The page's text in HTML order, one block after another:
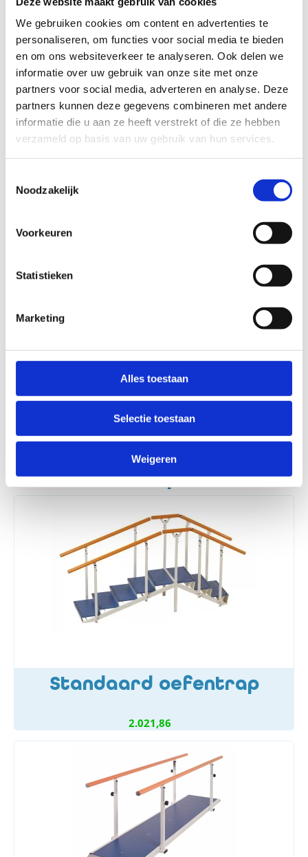
We gebruiken cookies om content en advertenties te
personaliseren, om functies voor social media te bieden
en om ons websiteverkeer te analyseren. Ook delen we
informatie over uw gebruik van onze site met onze
partners voor social media, adverteren en analyse. Deze
partners kunnen deze gegevens combineren met andere
informatie die u aan ze heeft verstrekt of die ze hebben
verzameld op basis van uw gebruik van hun services.
Noodzakelijk
Voorkeuren
Statistieken
Marketing
Alles toestaan
Selectie toestaan
Weigeren
Bedrijfsnaam optioneel
E-mailadres
Telefoonnummer
Liever persoonlijk contact?Geenenkel probleem!
+31 (0)24 20 30 213
info@electromedico.nl
Whatsapp
Alternatieve producten
Standaard oefentrap
2.021,86